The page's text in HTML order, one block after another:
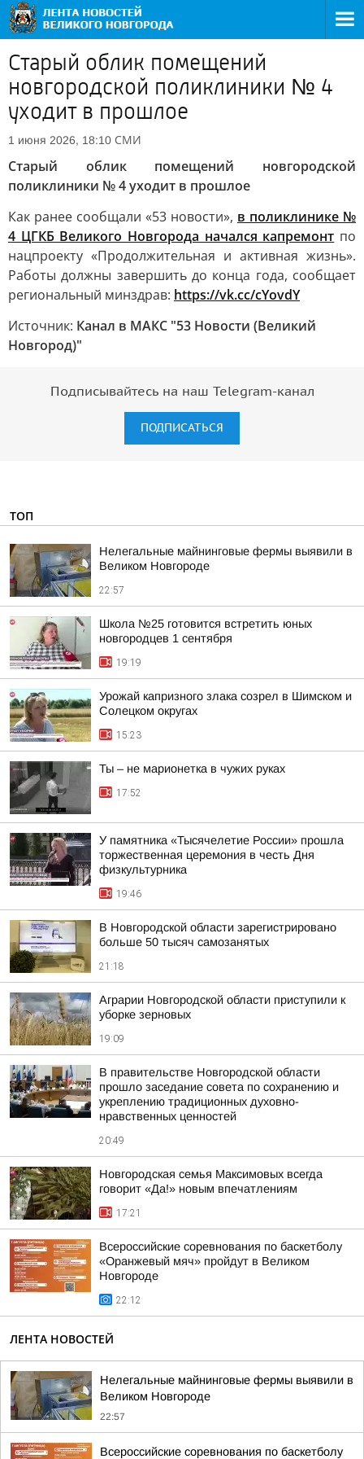
Старый облик помещений
новгородской поликлиники № 4
уходит в прошлое
1 июня 2026, 18:10 СМИ
Старый облик помещений новгородской
поликлиники № 4 уходит в прошлое
Как ранее сообщали «53 новости», в поликлинике №
4 ЦГКБ Великого Новгорода начался капремонт по
нацпроекту «Продолжительная и активная жизнь».
Работы должны завершить до конца года, сообщает
региональный минздрав: https://vk.cc/cYovdY
Источник: Канал в МАКС "53 Новости (Великий
Новгород)"
Подписывайтесь на наш Telegram-канал
ПОДПИСАТЬСЯ
ТОП
Нелегальные майнинговые фермы выявили в
Великом Новгороде
22:57
Школа №25 готовится встретить юных
новгородцев 1 сентября
19:19
Урожай капризного злака созрел в Шимском и
Солецком округах
15:23
Ты – не марионетка в чужих руках
17:52
У памятника «Тысячелетие России» прошла
торжественная церемония в честь Дня
физкультурника
19:46
В Новгородской области зарегистрировано
больше 50 тысяч самозанятых
21:18
Аграрии Новгородской области приступили к
уборке зерновых
19:09
В правительстве Новгородской области
прошло заседание совета по сохранению и
укреплению традиционных духовно-
нравственных ценностей
20:49
Новгородская семья Максимовых всегда
говорит «Да!» новым впечатлениям
17:21
Всероссийские соревнования по баскетболу
«Оранжевый мяч» пройдут в Великом
Новгороде
22:12
ЛЕНТА НОВОСТЕЙ
Нелегальные майнинговые фермы выявили в
Великом Новгороде
22:57
Всероссийские соревнования по баскетболу